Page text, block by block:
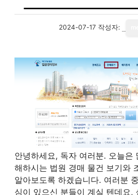
2024-07-17 작성자:
안녕하세요, 독자 여러분. 오늘은
해하시는 법원 경매 물건 보기와
알아보도록 하겠습니다. 여러분
심이 있으신 분들이 계실 텐데요,